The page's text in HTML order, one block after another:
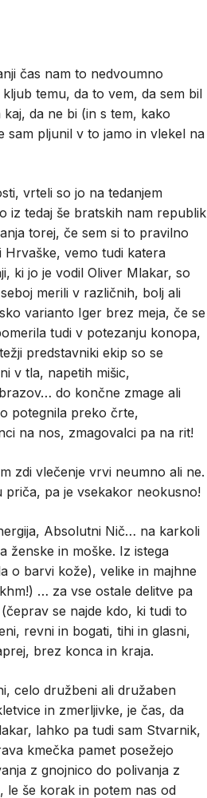
čas nam to nedvoumno
temu, da to vem, da sem bil
da ne bi (in s tem, kako
sam pljunil v to jamo in vlekel na
vrteli so jo na tedanjem
iz tedaj še bratskih nam republik
torej, če sem si to pravilno
Hrvaške, vemo tudi katera
ki jo je vodil Oliver Mlakar, so
merili v različnih, bolj ali
varianto Iger brez meja, če se
tudi v potezanju konopa,
predstavniki ekip so se
v tla, napetih mišic,
do končne zmage ali
potegnila preko črte,
na nos, zmagovalci pa na rit!
zdi vlečenje vrvi neumno ali ne.
pa je vsekakor neokusno!
Absolutni Nič… na karkoli
ženske in moške. Iz istega
o barvi kože), velike in majhne
… za vse ostale delitve pa
se najde kdo, ki tudi to
revni in bogati, tihi in glasni,
brez konca in kraja.
celo družbeni ali družaben
in zmerljivke, je čas, da
lahko pa tudi sam Stvarnik,
kmečka pamet posežejo
z gnojnico do polivanja z
le še korak in potem nas od